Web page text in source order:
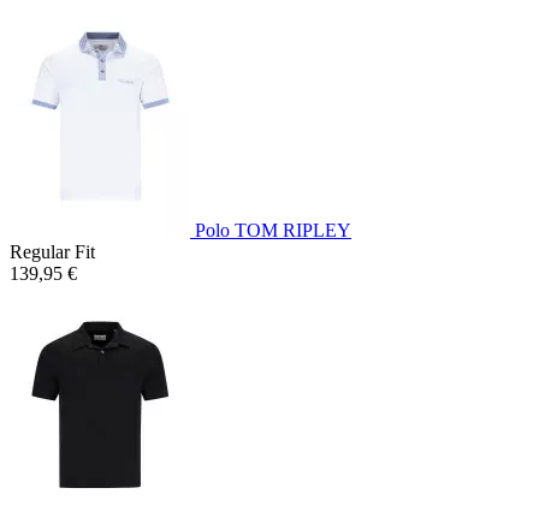
Polo TOM RIPLEY
Regular Fit
139,95 €